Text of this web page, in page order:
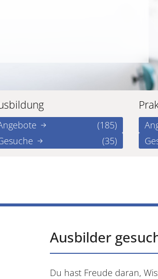
(185)
(35)
Ausbilder
Du hast Freude daran,